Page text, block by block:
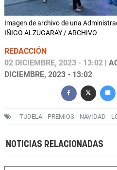
Imagen de archivo de una
IÑIGO ALZUGARAY / ARCHIVO
REDACCIÓN
02 DICIEMBRE, 2023 - 13:02 |
DICIEMBRE, 2023 - 13:02
TUDELA PREMIOS NAVIDAD
NOTICIAS RELACIONADAS